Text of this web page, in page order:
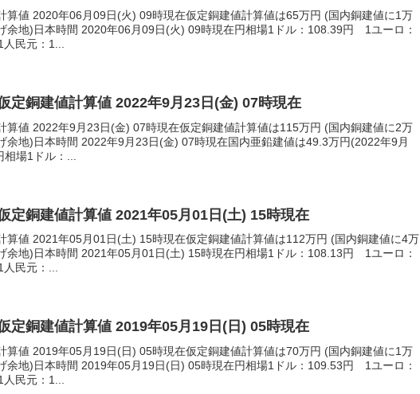
算値 2020年06月09日(火) 09時現在仮定銅建値計算値は65万円 (国内銅建値に1万
余地)日本時間 2020年06月09日(火) 09時現在円相場1ドル：108.39円 1ユーロ：
民元：1...
定銅建値計算値 2022年9月23日(金) 07時現在
算値 2022年9月23日(金) 07時現在仮定銅建値計算値は115万円 (国内銅建値に2万
余地)日本時間 2022年9月23日(金) 07時現在国内亜鉛建値は49.3万円(2022年9月
場1ドル：...
定銅建値計算値 2021年05月01日(土) 15時現在
算値 2021年05月01日(土) 15時現在仮定銅建値計算値は112万円 (国内銅建値に4万
余地)日本時間 2021年05月01日(土) 15時現在円相場1ドル：108.13円 1ユーロ：
民元：...
定銅建値計算値 2019年05月19日(日) 05時現在
算値 2019年05月19日(日) 05時現在仮定銅建値計算値は70万円 (国内銅建値に1万
余地)日本時間 2019年05月19日(日) 05時現在円相場1ドル：109.53円 1ユーロ：
民元：1...